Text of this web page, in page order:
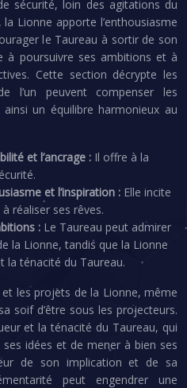
sécurité, loin des agitations du
Lionne apporte l’enthousiasme
le Taureau à sortir de son
à poursuivre ses ambitions et à
Cette section décrypte les
l’un peuvent compenser les
un équilibre harmonieux au
et l’ancrage : Il offre à la
et l’inspiration : Elle incite
réaliser ses rêves.
: Le Taureau peut admirer
la Lionne, tandis que la Lionne
la ténacité du Taureau.
et les projets de la Lionne, même
soif d’être sous les projecteurs.
et la ténacité du Taureau, qui
idées et de mener à bien ses
de son implication et de sa
peut engendrer une